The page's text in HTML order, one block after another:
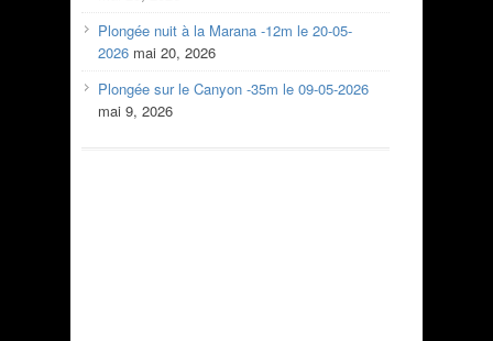
Plongée nuit à la Marana -12m le 20-05-
2026 mai 20, 2026
Plongée sur le Canyon -35m le 09-05-2026
mai 9, 2026